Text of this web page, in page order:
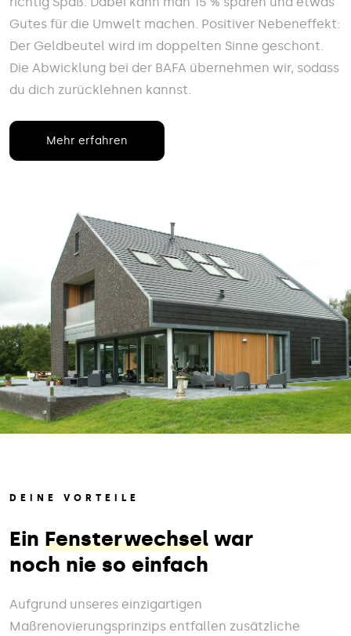
Gutes für die Umwelt machen. Positiver Nebeneffekt:
Der Geldbeutel wird im doppelten Sinne geschont.
Die Abwicklung bei der BAFA übernehmen wir, sodass
du dich zurücklehnen kannst.
Mehr erfahren
DEINE VORTEILE
Ein Fensterwechsel war
noch nie so einfach
Aufgrund unseres einzigartigen
Maßrenovierungsprinzips entfallen zusätzliche